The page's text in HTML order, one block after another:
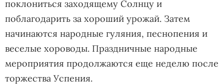
поклониться заходящему Солнцу и
поблагодарить за хороший урожай. Затем
начинаются народные гуляния, песнопения и
веселые хороводы. Праздничные народные
мероприятия продолжаются еще неделю после
торжества Успения.